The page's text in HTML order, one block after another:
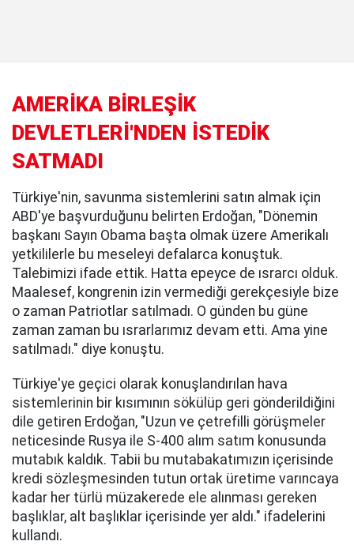
AMERİKA BİRLEŞİK
DEVLETLERİ'NDEN İSTEDİK
SATMADI
Türkiye'nin, savunma sistemlerini satın almak için
ABD'ye başvurduğunu belirten Erdoğan, "Dönemin
başkanı Sayın Obama başta olmak üzere Amerikalı
yetkililerle bu meseleyi defalarca konuştuk.
Talebimizi ifade ettik. Hatta epeyce de ısrarcı olduk.
Maalesef, kongrenin izin vermediği gerekçesiyle bize
o zaman Patriotlar satılmadı. O günden bu güne
zaman zaman bu ısrarlarımız devam etti. Ama yine
satılmadı." diye konuştu.
Türkiye'ye geçici olarak konuşlandırılan hava
sistemlerinin bir kısımının sökülüp geri gönderildiğini
dile getiren Erdoğan, "Uzun ve çetrefilli görüşmeler
neticesinde Rusya ile S-400 alım satım konusunda
mutabık kaldık. Tabii bu mutabakatımızın içerisinde
kredi sözleşmesinden tutun ortak üretime varıncaya
kadar her türlü müzakerede ele alınması gereken
başlıklar, alt başlıklar içerisinde yer aldı." ifadelerini
kullandı.